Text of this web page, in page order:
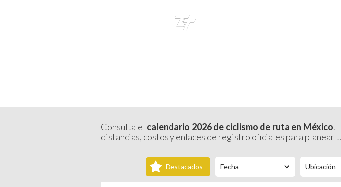
Consulta el calendario 2026 de ciclismo de ruta en México.
distancias, costos y enlaces de registro oficiales para planear
Destacados Fecha Ubicación